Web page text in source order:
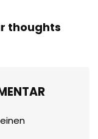
thoughts